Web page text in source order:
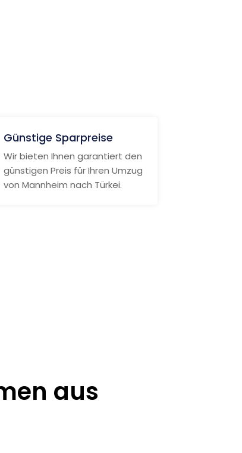
Günstige Sparpreise
Wir bieten Ihnen garantiert den
günstigen Preis für Ihren Umzug
von Mannheim nach Türkei.
aus